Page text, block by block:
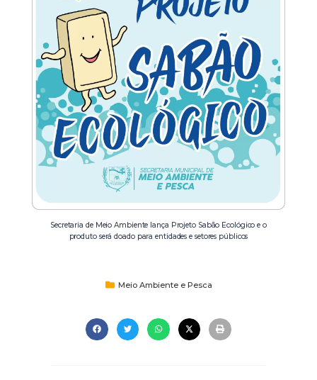
Secretaria de Meio Ambiente lança Projeto Sabão Ecológico e o
produto será doado para entidades e setores públicos
Meio Ambiente e Pesca